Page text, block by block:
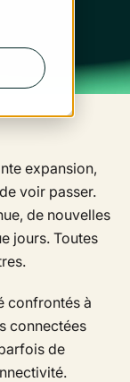
expansion,
voir passer.
de nouvelles
jours. Toutes
confrontés à
connectées
de